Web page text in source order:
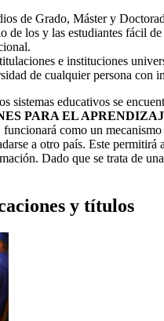
de Grado, Máster y
de los y las estudiantes fácil
e instituciones
de cualquier persona con
sistemas educativos se
PARA EL
como un
a otro país. Este
Dado que se trata de
y títulos